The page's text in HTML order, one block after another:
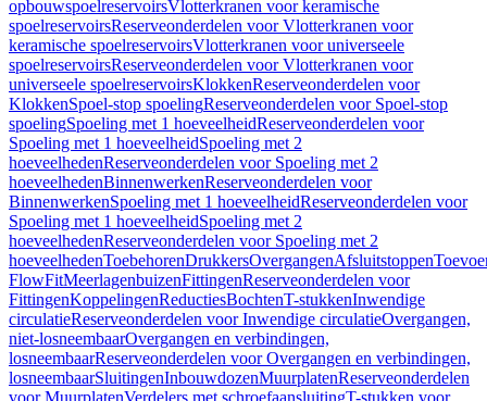
opbouwspoelreservoirsVlotterkranen voor keramische
spoelreservoirsReserveonderdelen voor Vlotterkranen voor
keramische spoelreservoirsVlotterkranen voor universeele
spoelreservoirsReserveonderdelen voor Vlotterkranen voor
universeele spoelreservoirsKlokkenReserveonderdelen voor
KlokkenSpoel-stop spoelingReserveonderdelen voor Spoel-stop
spoelingSpoeling met 1 hoeveelheidReserveonderdelen voor
Spoeling met 1 hoeveelheidSpoeling met 2
hoeveelhedenReserveonderdelen voor Spoeling met 2
hoeveelhedenBinnenwerkenReserveonderdelen voor
BinnenwerkenSpoeling met 1 hoeveelheidReserveonderdelen voor
Spoeling met 1 hoeveelheidSpoeling met 2
hoeveelhedenReserveonderdelen voor Spoeling met 2
hoeveelhedenToebehorenDrukkersOvergangenAfsluitstoppen
FlowFitMeerlagenbuizenFittingenReserveonderdelen voor
FittingenKoppelingenReductiesBochtenT-stukkenInwendige
circulatieReserveonderdelen voor Inwendige circulatieOvergangen,
niet-losneembaarOvergangen en verbindingen,
losneembaarReserveonderdelen voor Overgangen en verbindingen,
losneembaarSluitingenInbouwdozenMuurplatenReserveonderdelen
voor MuurplatenVerdelers met schroefaansluitingT-stukken voor